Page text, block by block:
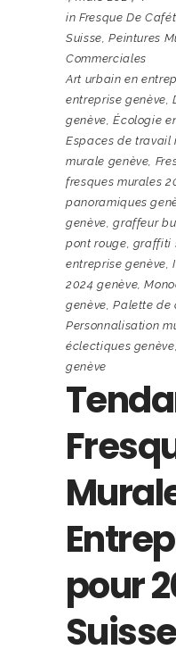
in Fresque De
Suisse ,Peintures
Commerciales
Art urbain en
entreprise genève ,
genève ,Écologie
Espaces de travail
murale genève
fresques murales
panoramiques
genève ,graffeur
pont rouge graffiti
entreprise genève ,
2024 genève ,
genève ,Palette de
Personnalisation
éclectiques genève
genève
pour
Suisse